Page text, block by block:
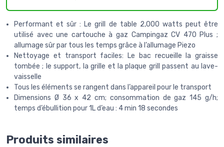
Performant et sûr : Le grill de table 2,000 watts peut être
utilisé avec une cartouche à gaz Campingaz CV 470 Plus ;
allumage sûr par tous les temps grâce à l’allumage Piezo
Nettoyage et transport faciles: Le bac recueille la graisse
tombée ; le support, la grille et la plaque grill passent au lave-
vaisselle
Tous les éléments se rangent dans l’appareil pour le transport
Dimensions Ø 36 x 42 cm; consommation de gaz 145 g/h;
temps d’ébullition pour 1L d’eau : 4 min 18 secondes
Produits similaires